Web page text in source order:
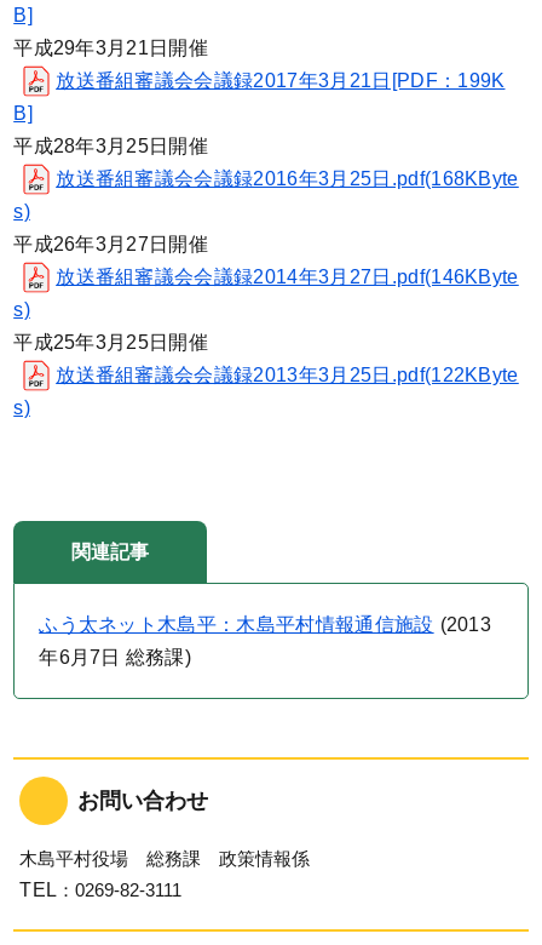
B]
平成29年3月21日開催
放送番組審議会会議録2017年3月21日[PDF：199K
B]
平成28年3月25日開催
放送番組審議会会議録2016年3月25日.pdf(168KByte
s)
平成26年3月27日開催
放送番組審議会会議録2014年3月27日.pdf(146KByte
s)
平成25年3月25日開催
放送番組審議会会議録2013年3月25日.pdf(122KByte
s)
関連記事
ふう太ネット木島平：木島平村情報通信施設 (2013
年6月7日 総務課)
お問い合わせ
木島平村役場 総務課 政策情報係
TEL ：0269-82-3111